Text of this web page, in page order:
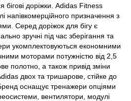
бігові доріжки. Adidas Fitness
напівкомерційного призначення з
Серед доріжок для бігу є
зручні під час зберігання та
укомплектовуються економними
моторами потужністю від 2,5
полотно, а також привід зміни
двох та тришарове, стійке до
оснащує тренажери опціями
вентилятори, модулі